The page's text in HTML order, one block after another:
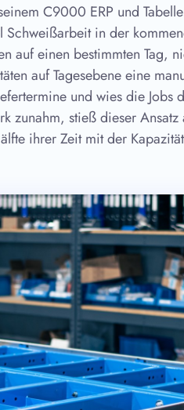
C9000 ERP und
in der
auf einen bestimmten Tag,
auf Tagesebene eine
und wies die Jobs
zunahm, stieß dieser
ihrer Zeit mit der